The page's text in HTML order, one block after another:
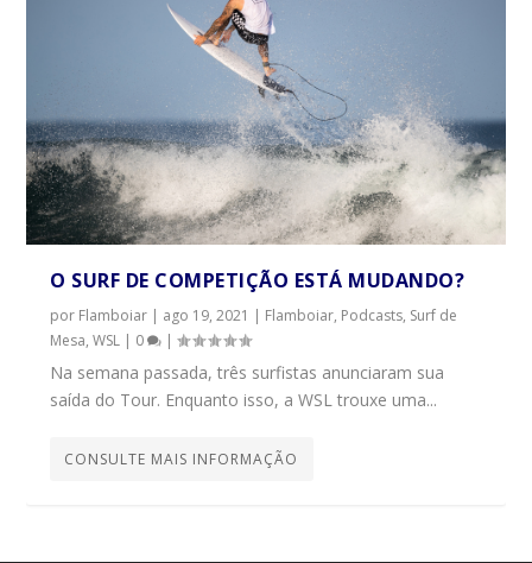
O SURF DE COMPETIÇÃO ESTÁ MUDANDO?
por Flamboiar | ago 19, 2021 | Flamboiar, Podcasts, Surf de
Mesa,WSL | 0 |
Na semana passada, três surfistas anunciaram sua
saída do Tour. Enquanto isso, a WSL trouxe uma...
CONSULTE MAIS INFORMAÇÃO